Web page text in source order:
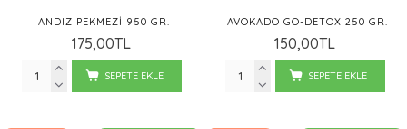
ANDIZ PEKMEZI 950 GR.
175,00TL
SEPETE EKLE
AVOKADO GO-DETOX 250 GR.
150,00TL
SEPETE EKLE